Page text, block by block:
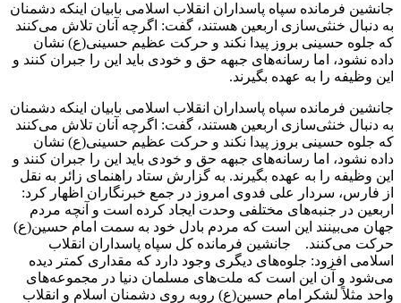
جانشین فرمانده سپاه پاسداران انقلاب اسلامی بابیان اینکه دشمنان
به دنبال خنثی‌سازی اربعین هستند، گفت: اگرچه آنان تلاش می‌کنند
که جلوه حسینی بروز پیدا نکند و حرکت عظیم حسینی(ع) نشان
داده نشود، اما رسانه‌های جبهه حق و خودی باید این را جبران کنند و
این وظیفه را به عهده بگیرند.
جانشین فرمانده سپاه پاسداران انقلاب اسلامی بابیان اینکه دشمنان
به دنبال خنثی‌سازی اربعین هستند، گفت: اگرچه آنان تلاش می‌کنند
که جلوه حسینی بروز پیدا نکند و حرکت عظیم حسینی(ع) نشان
داده نشود، اما رسانه‌های جبهه حق و خودی باید این را جبران کنند و
این وظیفه را به عهده بگیرند. به گزارش ستاد راهنمای زائر به نقل
از فارس، سردار علی فدوی امروز در جمع خبرنگاران اظهار کرد:
اربعین در جنبه‌های مختلفی وحدت ایجاد کرده است و آنچه مردم
جهان می‌بینند این است که مردم بادل خود به سمت امام حسین(ع)
حرکت می‌کنند. جانشین فرمانده کل سپاه پاسداران انقلاب
اسلامی افزود: جلوه‌های دیگری وجود دارد که مقداری کمتر دیده
می‌شود و آن این است که ملت‌های مسلمان دنیا در مجموعه‌های
واحد مثلاً لشکر امام حسین(ع) روبه روی دشمنان اسلام و انقلاب